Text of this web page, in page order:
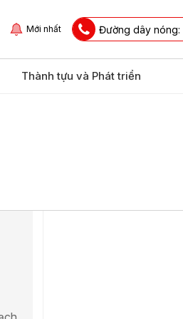
Mới nhất Đường dây nóng:
Thành tựu và Phát triển